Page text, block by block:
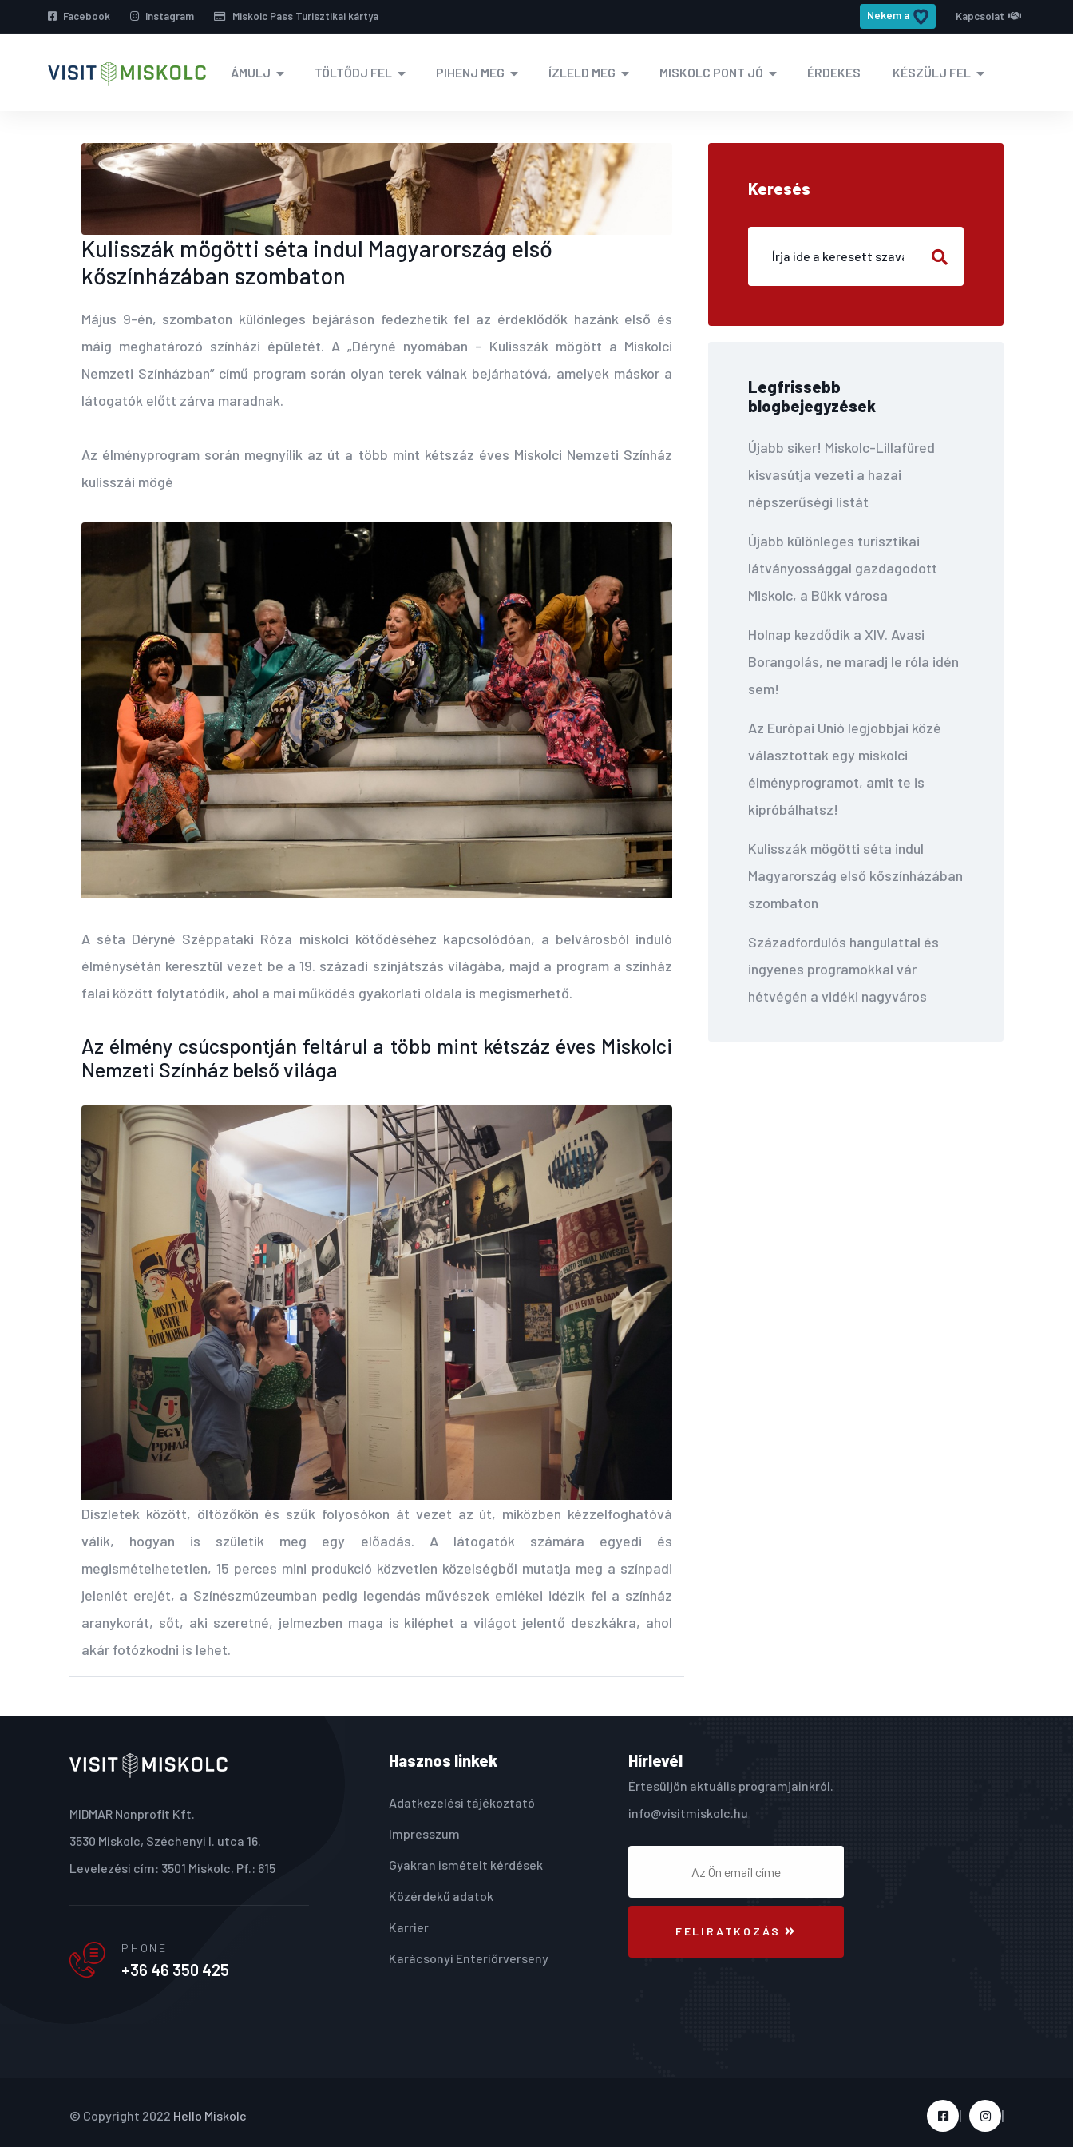
Facebook Instagram Miskolc Pass Turisztikai kártya Nekem a Kapcsolat
ÁMULJ TÖLTŐDJ FEL PIHENJ MEG ÍZLELD MEG MISKOLC PONT JÓ ÉRDEKES KÉSZÜLJ FEL
Kulisszák mögötti séta indul Magyarország első
kőszínházában szombaton
Május 9-én, szombaton különleges bejáráson fedezhetik fel az érdeklődők hazánk első és
máig meghatározó színházi épületét. A „Déryné nyomában – Kulisszák mögött a Miskolci
Nemzeti Színházban” című program során olyan terek válnak bejárhatóvá, amelyek máskor a
látogatók előtt zárva maradnak.
Az élményprogram során megnyílik az út a több mint kétszáz éves Miskolci Nemzeti Színház
kulisszái mögé
A séta Déryné Széppataki Róza miskolci kötődéséhez kapcsolódóan, a belvárosból induló
élménysétán keresztül vezet be a 19. századi színjátszás világába, majd a program a színház
falai között folytatódik, ahol a mai működés gyakorlati oldala is megismerhető.
Az élmény csúcspontján feltárul a több mint kétszáz éves Miskolci
Nemzeti Színház belső világa
Díszletek között, öltözőkön és szűk folyosókon át vezet az út, miközben kézzelfoghatóvá
válik, hogyan is születik meg egy előadás. A látogatók számára egyedi és
megismételhetetlen, 15 perces mini produkció közvetlen közelségből mutatja meg a színpadi
jelenlét erejét, a Színészmúzeumban pedig legendás művészek emlékei idézik fel a színház
aranykorát, sőt, aki szeretné, jelmezben maga is kiléphet a világot jelentő deszkákra, ahol
akár fotózkodni is lehet.
Keresés
Legfrissebb
blogbejegyzések
Újabb siker! Miskolc-Lillafüred
kisvasútja vezeti a hazai
népszerűségi listát
Újabb különleges turisztikai
látványossággal gazdagodott
Miskolc, a Bükk városa
Holnap kezdődik a XIV. Avasi
Borangolás, ne maradj le róla idén
sem!
Az Európai Unió legjobbjai közé
választottak egy miskolci
élményprogramot, amit te is
kipróbálhatsz!
Kulisszák mögötti séta indul
Magyarország első kőszínházában
szombaton
Századfordulós hangulattal és
ingyenes programokkal vár
hétvégén a vidéki nagyváros
MIDMAR Nonprofit Kft.
3530 Miskolc, Széchenyi I. utca 16.
Levelezési cím: 3501 Miskolc, Pf.: 615
PHONE
+36 46 350 425
Hasznos linkek
Adatkezelési tájékoztató
Impresszum
Gyakran ismételt kérdések
Közérdekű adatok
Karrier
Karácsonyi Enteriőrverseny
Hírlevél
Értesüljön aktuális programjainkról.
info@visitmiskolc.hu
FELIRATKOZÁS
© Copyright 2022 Hello Miskolc | |